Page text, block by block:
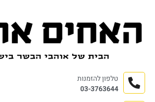
טלפון להזמנות
03-3763644